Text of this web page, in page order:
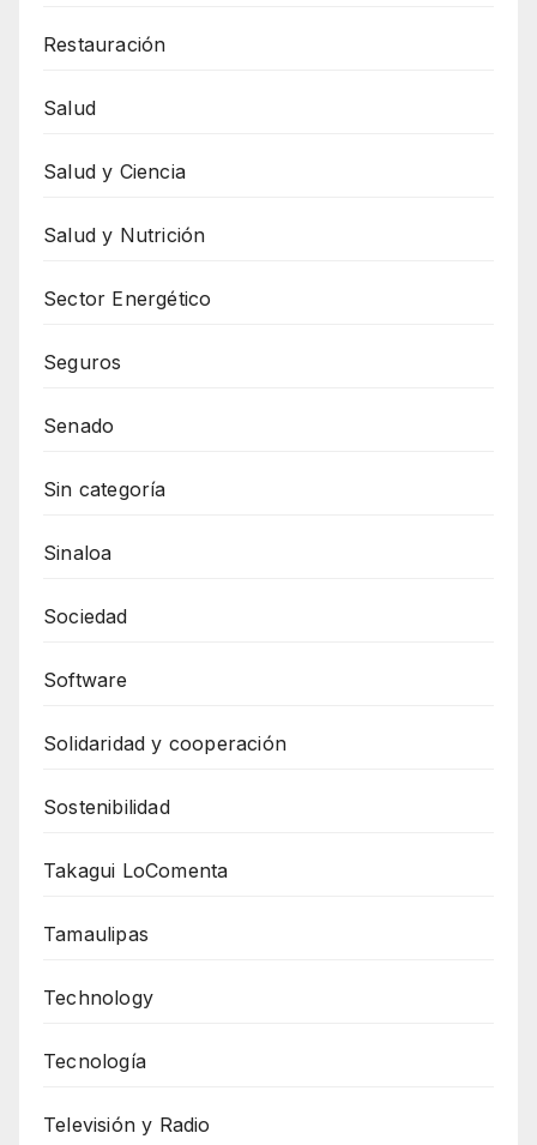
Restauración
Salud
Salud y Ciencia
Salud y Nutrición
Sector Energético
Seguros
Senado
Sin categoría
Sinaloa
Sociedad
Software
Solidaridad y cooperación
Sostenibilidad
Takagui LoComenta
Tamaulipas
Technology
Tecnología
Televisión y Radio